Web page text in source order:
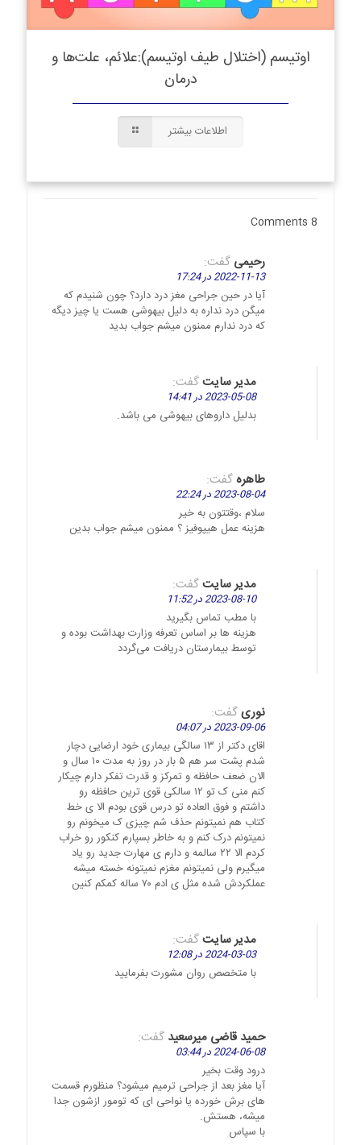
اوتیسم (اختلال طیف اوتیسم):علائم، علت‌ها و
درمان
اطلاعات بیشتر
8 Comments
رحیمی گفت:
2022-11-13 در 17:24
آیا در حین جراحی مغز درد دارد؟ چون شنیدم که
میگن درد نداره به دلیل بیهوشی هست یا چیز دیگه
که درد ندارم ممنون میشم جواب بدید
مدیر سایتگفت:
2023-05-08 در 14:41
بدلیل داروهای بیهوشی می باشد.
طاهرهگفت:
2023-08-04 در 22:24
سلام ،وقتتون به خیر
هزینه عمل هیپوفیز ؟ ممنون میشم جواب بدین
مدیر سایتگفت:
2023-08-10 در 11:52
با مطب تماس بگیرید
هزینه ها بر اساس تعرفه وزارت بهداشت بوده و
توسط بیمارستان دریافت می‌گردد
نوریگفت:
2023-09-06 در 04:07
اقای دکتر از ۱۳ سالگی بیماری خود ارضایی دچار
شدم پشت سر هم ۵ بار در روز به مدت ۱۰ سال و
الان ضعف حافظه و تمرکز و قدرت تفکر دارم چیکار
کنم منی ک تو ۱۲ سالکی قوی ترین حافظه رو
داشتم و فوق العاده تو درس قوی بودم الا ی خط
کتاب هم نمیتونم حذف شم چیزی ک میخونم رو
نمیتونم درک کنم و به خاطر بسپارم کنکور رو خراب
کردم الا ۲۲ سالمه و دارم ی مهارت جدید رو یاد
میگیرم ولی نمیتونم مغزم نمیتونه خسته میشه
عملکردش شده مثل ی ادم ۷۰ ساله کمکم کنین
مدیر سایتگفت:
2024-03-03 در 12:08
با متخصص روان مشورت بفرمایید
حمید قاضی میرسعید گفت:
2024-06-08 در 03:44
درود وقت بخیر
آیا مغز بعد از جراحی ترمیم میشود؟ منظورم قسمت
های برش خورده یا نواحی ای که تومور ازشون جدا
میشه، هستش.
با سپاس